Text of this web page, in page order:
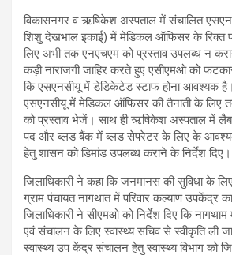
विकासनगर व ऋषिकेश अस्पताल में संचालित
शिशु देखभाल इकाई) में मेडिकल ऑफिसर के रिक्त
लिए अभी तक एनएचएम को प्रस्ताव उपलब्ध न
कड़ी नाराजगी जाहिर करते हुए एसीएमओ को
कि एसएनसीयू में डेडिकेटेड स्टाफ होना आवश्यक है।
एसएनसीयू में मेडिकल ऑफिसर की तैनाती के लिए
को प्रस्ताव भेजें। साथ ही ऋषिकेश अस्पताल में
पद और ब्लड बैंक में ब्लड सेपरेटर के लिए के
हेतु शासन को डिमांड उपलब्ध कराने के निर्देश दिए।
जिलाधिकारी ने कहा कि जनमानस की सुविधा के
ग्राम पंचायत नागथात में परिवार कल्याण
जिलाधिकारी ने सीएमओ को निर्देश दिए कि
एवं संचालन के लिए स्वास्थ्य सचिव से स्वीकृति ली
स्वास्थ्य उप केंद्र संचालन हेतु स्वास्थ्य विभाग को